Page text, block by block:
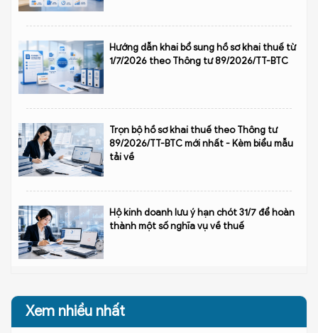
Hướng dẫn khai bổ sung hồ sơ khai thuế từ
1/7/2026 theo Thông tư 89/2026/TT-BTC
Trọn bộ hồ sơ khai thuế theo Thông tư
89/2026/TT-BTC mới nhất - Kèm biểu mẫu
tải về
Hộ kinh doanh lưu ý hạn chót 31/7 để hoàn
thành một số nghĩa vụ về thuế
Xem nhiều nhất